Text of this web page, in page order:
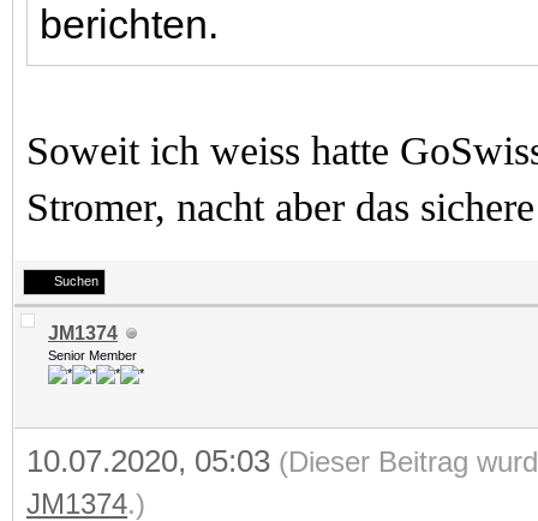
berichten.
Soweit ich weiss hatte
Stromer, nacht aber das
Suchen
JM1374
Senior Member
10.07.2020, 05:03 (Dieser Beitrag
JM1374.)